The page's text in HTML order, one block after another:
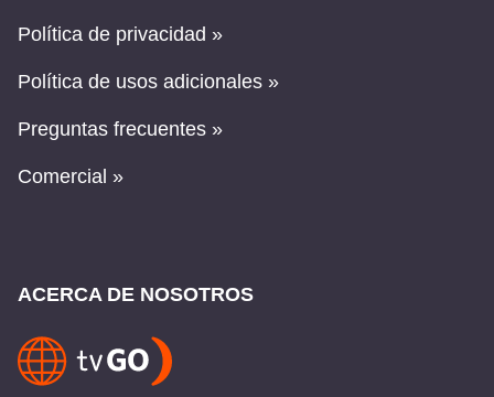
Política de privacidad »
Política de usos adicionales »
Preguntas frecuentes »
Comercial »
ACERCA DE NOSOTROS